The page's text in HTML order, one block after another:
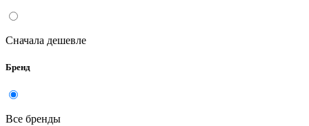
Сначала дешевле
Бренд
Все бренды